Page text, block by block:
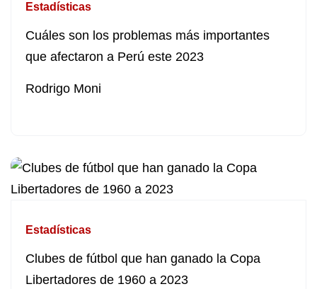
Estadísticas
Cuáles son los problemas más importantes
que afectaron a Perú este 2023
Rodrigo Moni
Estadísticas
Clubes de fútbol que han ganado la Copa
Libertadores de 1960 a 2023